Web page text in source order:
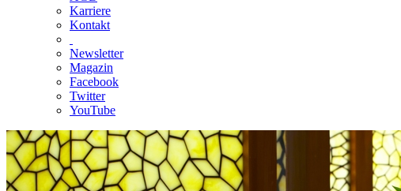
Karriere
Kontakt
Newsletter
Magazin
Facebook
Twitter
YouTube